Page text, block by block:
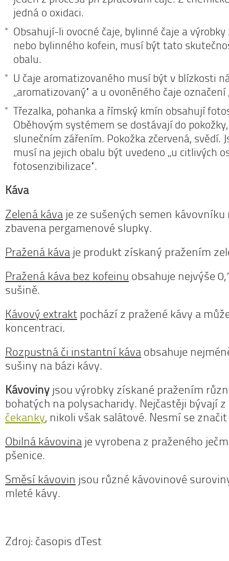
jedná o oxidaci.
Obsahují-li ovocné čaje, bylinné čaje a výrobky
nebo bylinného kofein, musí být tato
obalu.
U čaje aromatizovaného musí být v blízkosti
„aromatizovaný“ a u ovoněného čaje označení
Třezalka, pohanka a římský kmín obsahují
Oběhovým systémem se dostávají do
slunečním zářením. Pokožka zčervená, svědí.
musí na jejich obalu být uvedeno „u citlivých
fotosenzibilizace“.
Káva
Zelená káva je ze sušených semen
zbavena pergamenové slupky.
Pražená káva je produkt získaný pražením
Pražená káva bez kofeinu obsahuje nejvýše
sušině.
Kávový extrakt pochází z pražené kávy a
koncentraci.
Rozpustná či instantní káva obsahuje
sušiny na bázi kávy.
Kávoviny jsou výrobky získané pražením
bohatých na polysacharidy. Nejčastěji bývají
čekanky, nikoli však salátové. Nesmí se
Obilná kávovina je vyrobena z praženého
pšenice.
Směsí kávovin jsou různé kávovinové
mleté kávy.
Zdroj: časopis dTest